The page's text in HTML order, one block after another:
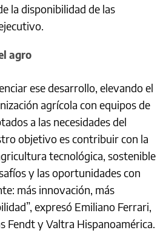
la disponibilidad de las
agro
ese desarrollo, elevando el
agrícola con equipos de
a las necesidades del
objetivo es contribuir con la
tecnológica, sostenible
y las oportunidades con
más innovación, más
expresó Emiliano Ferrari,
Fendt y Valtra Hispanoamérica.